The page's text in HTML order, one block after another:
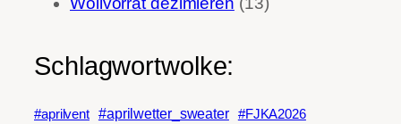
Schlagwortwolke:
#aprilvent #aprilwetter_sweater
#FJKA2026